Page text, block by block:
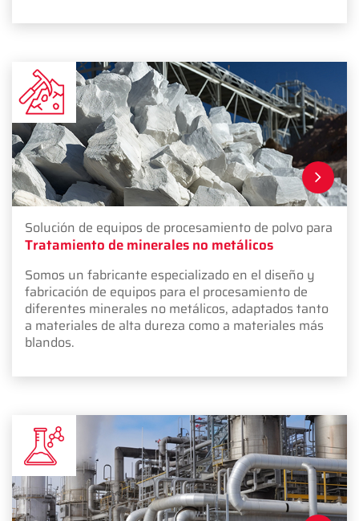
Solución de equipos de procesamiento de polvo para
Tratamiento de minerales no metálicos
Somos un fabricante especializado en el diseño y
fabricación de equipos para el procesamiento de
diferentes minerales no metálicos, adaptados tanto
a materiales de alta dureza como a materiales más
blandos.